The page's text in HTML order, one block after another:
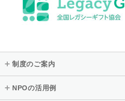
制度のご案内
NPOの活用例